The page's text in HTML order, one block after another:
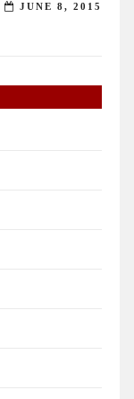
JUNE 8, 2015